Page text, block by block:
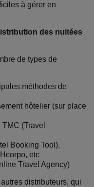
à gérer en
des nuitées
de types de
méthodes de
hôtelier (sur place
(Travel
Booking Tool),
etc
Travel Agency)
distributeurs, qui